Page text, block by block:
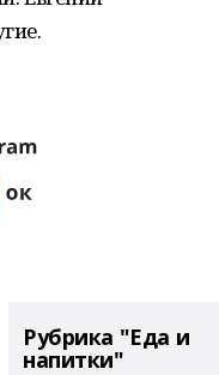
Рубрика "Еда и
напитки"